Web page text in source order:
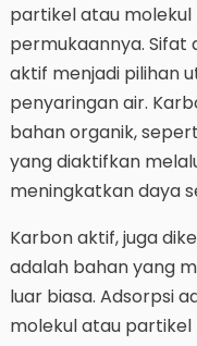
partikel atau
permukaannya.
aktif menjadi pilihan
penyaringan air.
bahan organik,
yang diaktifkan
meningkatkan daya
Karbon aktif, juga
adalah bahan yang
luar biasa. Adsorpsi
molekul atau